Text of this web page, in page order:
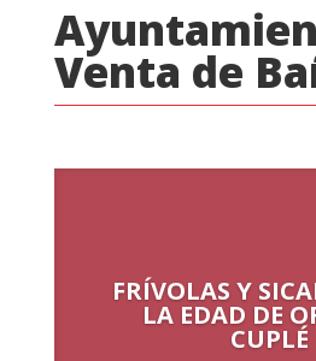
Venta de
FRÍVOLAS Y
LA EDAD DE
CUPLÉ